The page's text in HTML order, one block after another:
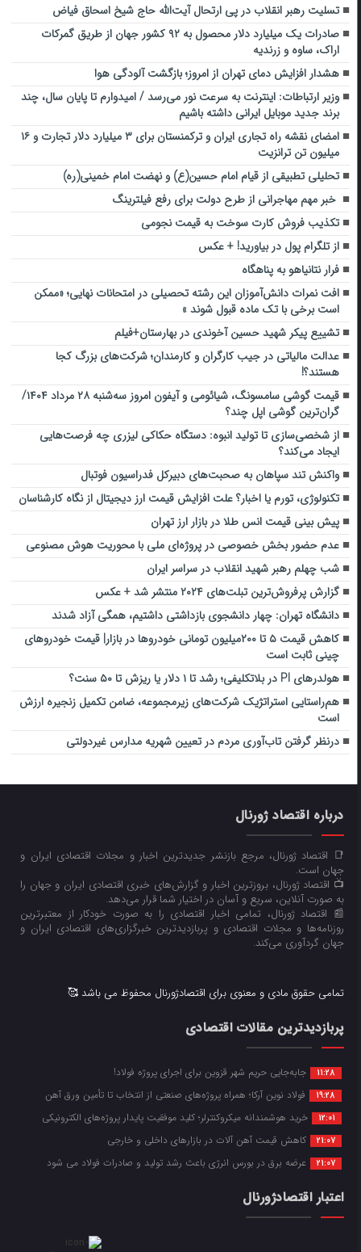
تسلیت رهبر انقلاب در پی ارتحال آیت‌الله حاج شیخ اسحاق فیاض
صادرات یک میلیارد دلار محصول به ۹۲ کشور جهان از طریق گمرکات
اراک، ساوه و زرندیه
هشدار افزایش دمای تهران از امروز؛ بازگشت آلودگی هوا
وزیر ارتباطات: اینترنت به سرعت نور می‌رسد / امیدوارم تا پایان سال، چند
برند جدید موبایل ایرانی داشته باشیم
امضای نقشه راه تجاری ایران و ترکمنستان برای ۳ میلیارد دلار تجارت و ۱۶
میلیون تن ترانزیت
تحلیلی تطبیقی از قیام امام حسین(ع) و نهضت امام خمینی(ره)
خبر مهم مهاجرانی از طرح دولت برای رفع فیلترینگ
تکذیب فروش کارت سوخت به قیمت نجومی
از تلگرام پول در بیاورید! + عکس
فرار نتانیاهو به پناهگاه
افت نمرات دانش‌آموزان این رشته تحصیلی در امتحانات نهایی؛ «ممکن
است برخی با تک ماده قبول شوند »
تشییع پیکر شهید حسین آخوندی در بهارستان+فیلم
عدالت مالیاتی در جیب کارگران و کارمندان؛ شرکت‌های بزرگ کجا
هستند؟!
قیمت گوشی سامسونگ، شیائومی و آیفون امروز سه‌شنبه ۲۸ مرداد ۱۴۰۴/
گران‌ترین گوشی اپل چند؟
از شخصی‌سازی تا تولید انبوه: دستگاه حکاکی لیزری چه فرصت‌هایی
ایجاد می‌کند؟
واکنش تند سپاهان به صحبت‌های دبیرکل فدراسیون فوتبال
تکنولوژی، تورم یا اخبار؟ علت افزایش قیمت ارز دیجیتال از نگاه کارشناسان
پیش بینی قیمت انس طلا در بازار ارز تهران
عدم حضور بخش خصوصی در پروژه‌ای ملی با محوریت هوش مصنوعی
شب چهلم رهبر شهید انقلاب در سراسر ایران
گزارش پرفروش‌ترین تبلت‌های ۲۰۲۴ منتشر شد + عکس
دانشگاه تهران: چهار دانشجوی بازداشتی داشتیم، همگی آزاد شدند
کاهش قیمت ۵ تا ۲۰۰میلیون تومانی خودروها در بازار| قیمت خودروهای
چینی ثابت است
هولدرهای PI در بلاتکلیفی؛ رشد تا ۱ دلار یا ریزش تا ۵۰ سنت؟
هم‌راستایی استراتژیک شرکت‌های زیرمجموعه، ضامن تکمیل زنجیره ارزش
است
درنظر گرفتن تاب‌آوری مردم در تعیین شهریه مدارس غیردولتی
درباره اقتصاد ژورنال
📑 اقتصاد ژورنال، مرجع بازنشر جدیدترین اخبار و مجلات اقتصادی ایران و
جهان است.
📺 اقتصاد ژورنال، بروزترین اخبار و گزارش‌های خبری اقتصادی ایران و جهان را
به صورت آنلاین، سریع و آسان در اختیار شما قرار می‌‌دهد.
📰 اقتصاد ژورنال، تمامی اخبار اقتصادی را به صورت خودکار از معتبرترین
روزنامه‌ها و مجلات اقتصادی و پربازدیدترین خبرگزاری‌های اقتصادی ایران و
جهان گردآوری می‌کند.
تمامی حقوق مادی و معنوی برای اقتصادژورنال محفوظ می باشد 🥰
پربازدیدترین مقالات اقتصادی
11:28 جابه‌جایی حریم شهر قزوین برای اجرای پروژه فولاد!
19:28 فولاد نوین آرکا؛ همراه پروژه‌های صنعتی از انتخاب تا تأمین ورق آهن
12:01 خرید هوشمندانه میکروکنترلر؛ کلید موفقیت پایدار پروژه‌های الکترونیکی
21:07 کاهش قیمت آهن آلات در بازارهای داخلی و خارجی
21:07 عرضه برق در بورس انرژی باعث رشد تولید و صادرات فولاد می شود
اعتبار اقتصادژورنال